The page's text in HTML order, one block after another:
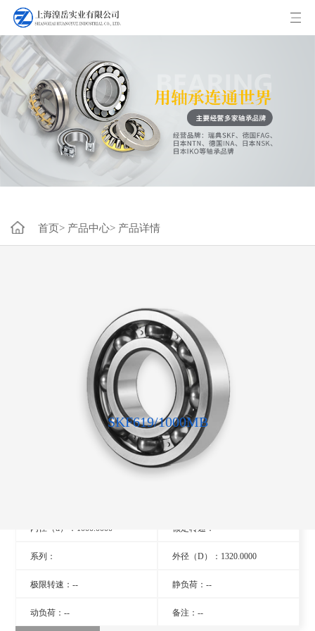
首页> 产品中心> 产品详情
SKF619/1000MB
内径（d）：1000.0000 额定转速：- -
系列： 外径（D）：1320.0000
极限转速：-- 静负荷：--
动负荷：-- 备注：--